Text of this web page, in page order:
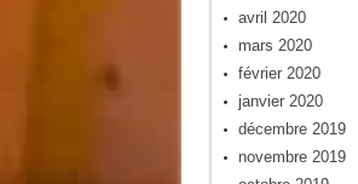
avril 2020
mars 2020
février 2020
janvier 2020
décembre 2019
novembre 2019